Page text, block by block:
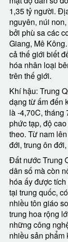
1,35 tỷ người.
nguyên, núi
bởi phù sa các
Giang, Mê
cả thế giới biết
hóa nhân loại
trên thế giới.
Khí hậu: Trung
dạng từ ấm đến
là -4,70C, tháng
phức tạp, độ
theo. Từ nam
đới, trung ôn
Đất nước Trung
dân số mà còn
hóa ấy được
tại trung quốc,
nhiều tôn giáo
trung hoa rộng
những công
nhiều sản phẩm